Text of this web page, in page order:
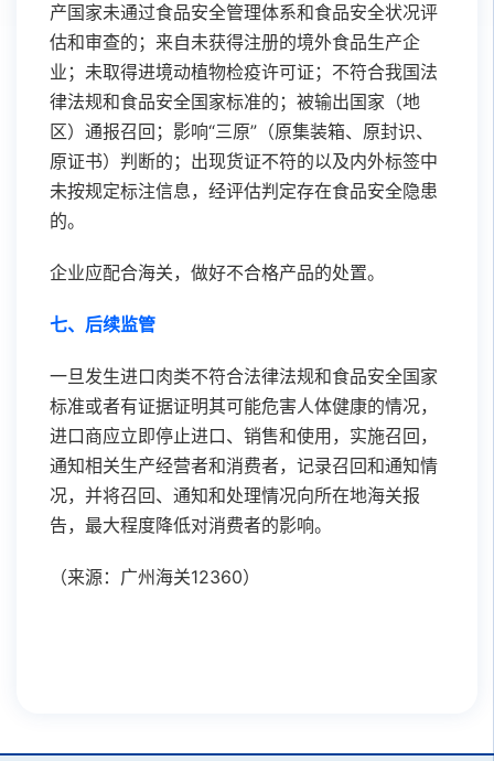
产国家未通过食品安全管理体系和食品安全状况评
估和审查的；来自未获得注册的境外食品生产企
业；未取得进境动植物检疫许可证；不符合我国法
律法规和食品安全国家标准的；被输出国家（地
区）通报召回；影响“三原”（原集装箱、原封识、
原证书）判断的；出现货证不符的以及内外标签中
未按规定标注信息，经评估判定存在食品安全隐患
的。
企业应配合海关，做好不合格产品的处置。
七、 后续监管
一旦发生进口肉类不符合法律法规和食品安全国家
标准或者有证据证明其可能危害人体健康的情况，
进口商应立即停止进口、销售和使用，实施召回，
通知相关生产经营者和消费者，记录召回和通知情
况，并将召回、通知和处理情况向所在地海关报
告，最大程度降低对消费者的影响。
（来源：广州海关12360）